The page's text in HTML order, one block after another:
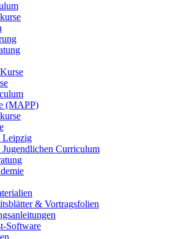
(MAPP)
Leipzig
Curriculum
& Vortragsfolien
Software